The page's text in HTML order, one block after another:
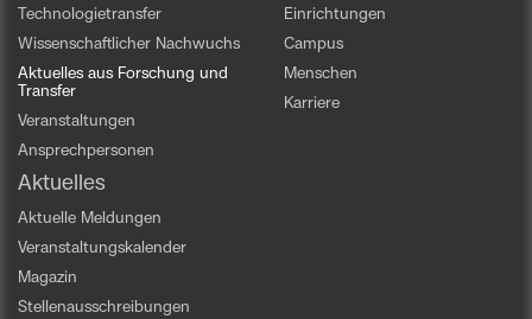
Technologietransfer
Wissenschaftlicher Nachwuchs
Aktuelles aus Forschung und
Transfer
Veranstaltungen
Ansprechpersonen
Einrichtungen
Campus
Menschen
Karriere
Aktuelles
Aktuelle Meldungen
Veranstaltungskalender
Magazin
Stellenausschreibungen